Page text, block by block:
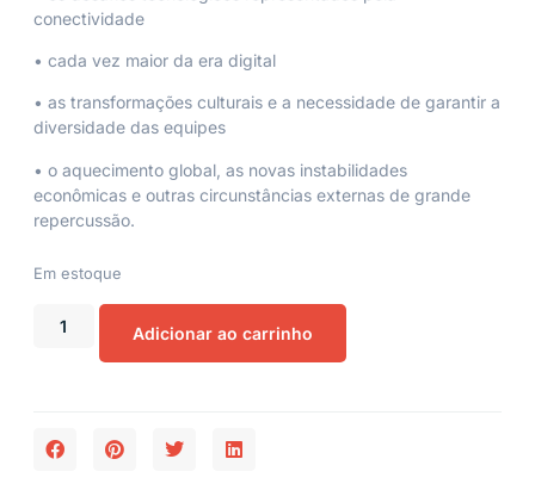
conectividade
• cada vez maior da era digital
• as transformações culturais e a necessidade de garantir a
diversidade das equipes
• o aquecimento global, as novas instabilidades
econômicas e outras circunstâncias externas de grande
repercussão.
Em estoque
Adicionar ao carrinho